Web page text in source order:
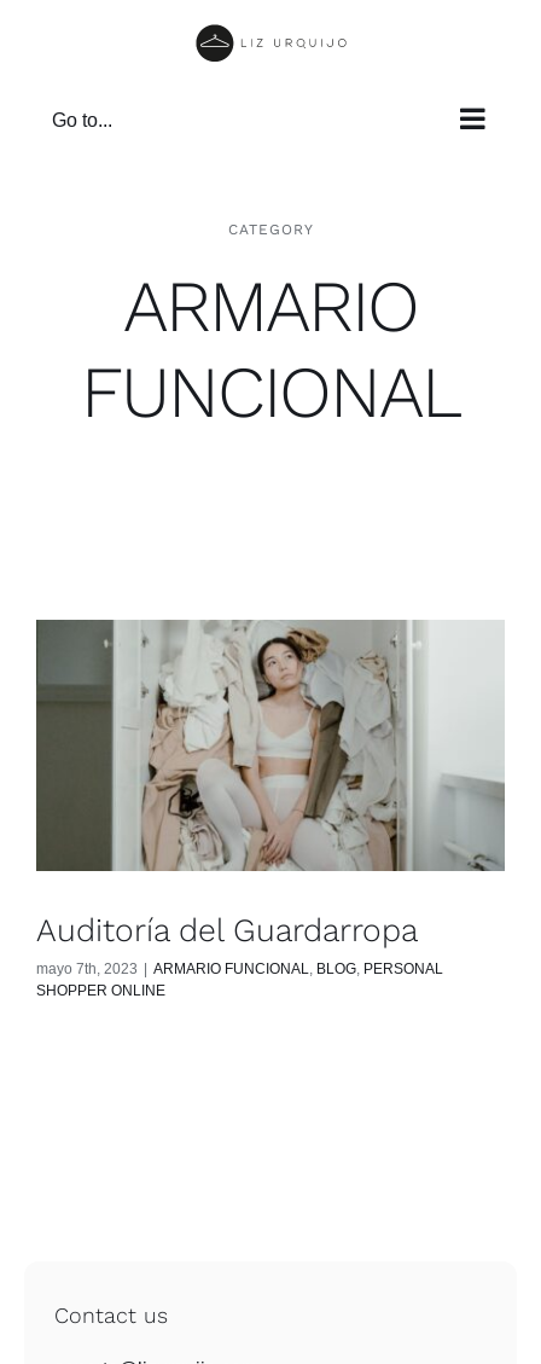
Go to...
CATEGORY
ARMARIO
FUNCIONAL
Auditoría del Guardarropa
mayo 7th, 2023 ARMARIO FUNCIONAL, BLOG, PERSONAL
SHOPPER ONLINE
Contact us